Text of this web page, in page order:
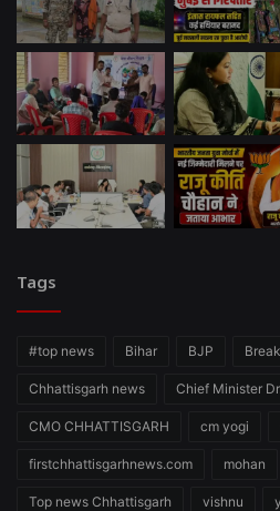
Tags
#top news Bihar BJP
Chhattisgarh news Chief Minister
CMO CHHATTISGARH cm yogi
firstchhattisgarhnews.com mohan
Top news Chhattisgarh vishnu